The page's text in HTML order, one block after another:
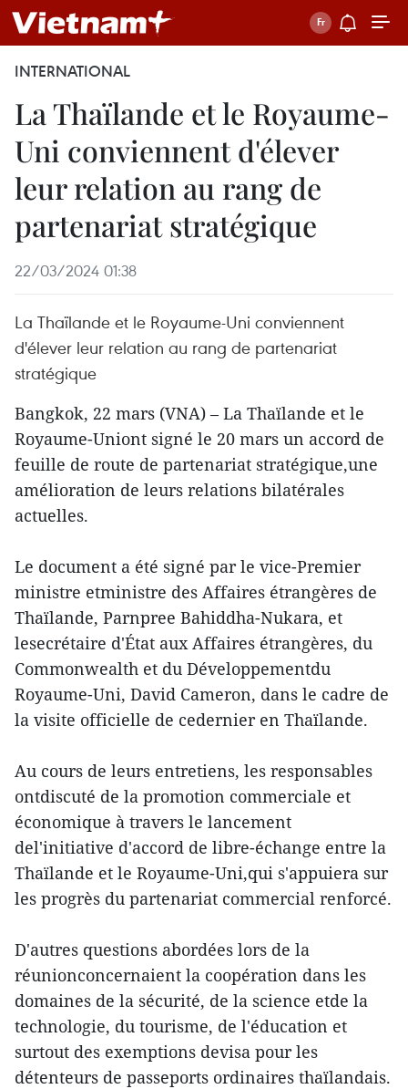
INTERNATIONAL
La Thaïlande et le Royaume-
Uni conviennent d'élever
leur relation au rang de
partenariat stratégique
22/03/2024 01:38
La Thaïlande et le Royaume-Uni conviennent
d'élever leur relation au rang de partenariat
stratégique
Bangkok, 22 mars (VNA) – La Thaïlande et le
Royaume-Uniont signé le 20 mars un accord de
feuille de route de partenariat stratégique,une
amélioration de leurs relations bilatérales
actuelles.
Le document a été signé par le vice-Premier
ministre etministre des Affaires étrangères de
Thaïlande, Parnpree Bahiddha-Nukara, et
lesecrétaire d'État aux Affaires étrangères, du
Commonwealth et du Développementdu
Royaume-Uni, David Cameron, dans le cadre de
la visite officielle de cedernier en Thaïlande.
Au cours de leurs entretiens, les responsables
ontdiscuté de la promotion commerciale et
économique à travers le lancement
del'initiative d'accord de libre-échange entre la
Thaïlande et le Royaume-Uni,qui s'appuiera sur
les progrès du partenariat commercial renforcé.
D'autres questions abordées lors de la
réunionconcernaient la coopération dans les
domaines de la sécurité, de la science etde la
technologie, du tourisme, de l'éducation et
surtout des exemptions devisa pour les
détenteurs de passeports ordinaires thaïlandais.